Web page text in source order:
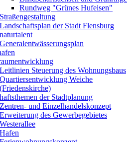
Rundweg "Grünes Hufeisen"
Straßengestaltung
Landschaftsplan der Stadt Flensburg
naturtalent
Generalentwässerungsplan
Leitlinien Steuerung des Wohnungsbaus
Quartiersentwicklung Weiche
(Friedenskirche)
der Stadtplanung
Zentren- und Einzelhandelskonzept
Erweiterung des Gewerbegebietes
Westerallee
Hafen